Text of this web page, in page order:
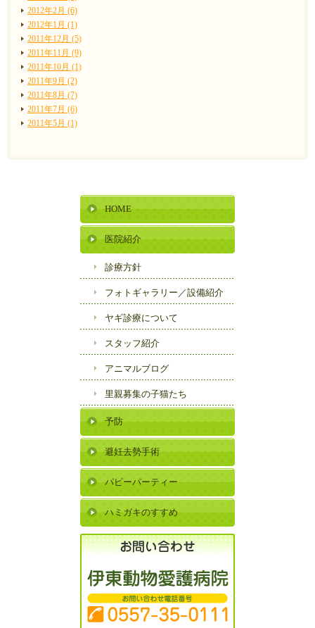
2012年2月 (6)
2012年1月 (1)
2011年12月 (5)
2011年11月 (9)
2011年10月 (1)
2011年9月 (2)
2011年8月 (7)
2011年7月 (6)
2011年5月 (1)
HOME
医院紹介
診療方針
フォトギャラリー／設備紹介
ヤギ診療について
スタッフ紹介
アニマルブログ
里親募集の子猫たち
予防
避妊去勢手術
パピーパーティー
ハミガキのすすめ